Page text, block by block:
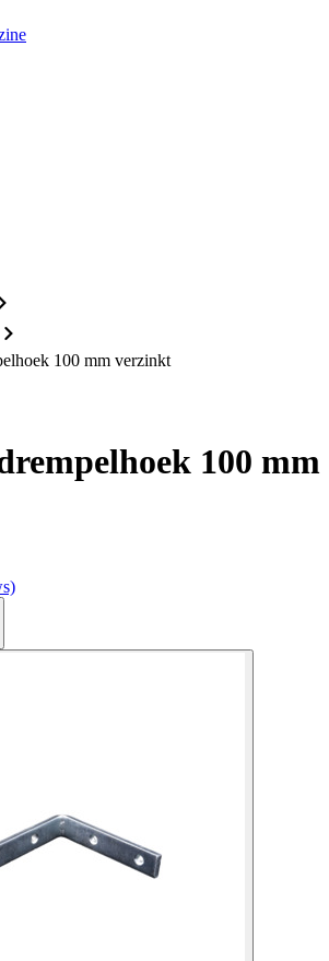
100 mm verzinkt
100 mm